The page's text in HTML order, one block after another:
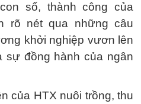
số, thành công của
rõ nét qua những câu
khởi nghiệp vươn lên
sự đồng hành của ngân
của HTX nuôi trồng, thu